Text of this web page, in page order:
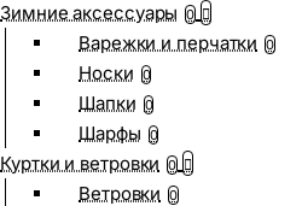
Зимние аксессуары 0
Варежки и перчатки 0
Носки 0
Шапки 0
Шарфы 0
Куртки и ветровки 0
Ветровки 0